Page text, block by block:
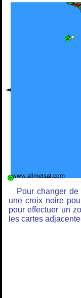
Pour changer
une croix noire
pour effectuer un
les cartes